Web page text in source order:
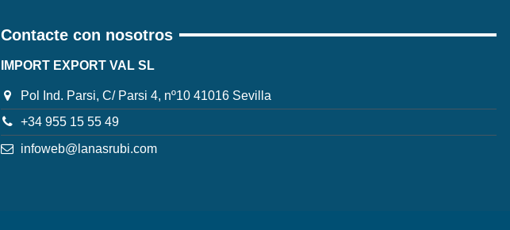
Contacte con nosotros
IMPORT EXPORT VAL SL
Pol Ind. Parsi, C/ Parsi 4, nº10 41016 Sevilla
+34 955 15 55 49
infoweb@lanasrubi.com